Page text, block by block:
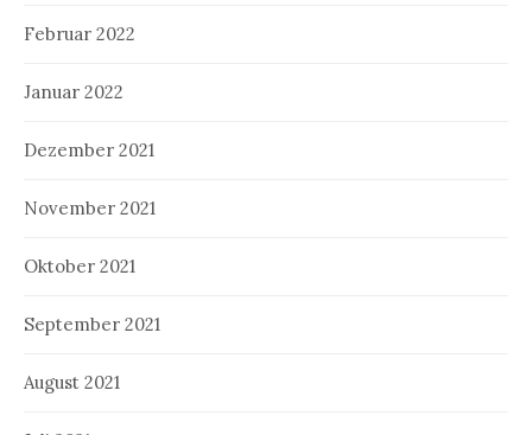
Februar 2022
Januar 2022
Dezember 2021
November 2021
Oktober 2021
September 2021
August 2021